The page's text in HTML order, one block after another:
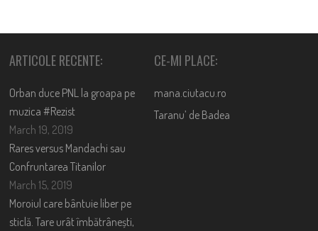
ARTICOLE RECENTE:
Orban duce PNL la groapa pe
muzica #Rezist
March 19, 2019
Rares versus Mandachi sau
Confruntarea Titanilor
March 15, 2019
Moroiul care bântuie liber pe
sticlă. Tare urât îmbătrânești,
CE-MI PLACE:
mana.ciutacu.ro
Taranu’ de Badea